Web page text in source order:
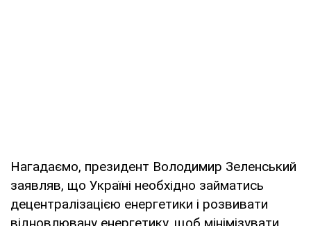
Нагадаємо, президент Володимир Зеленський
заявляв, що Україні необхідно займатись
децентралізацією енергетики і розвивати
відновлювану енергетику, щоб мінімізувати